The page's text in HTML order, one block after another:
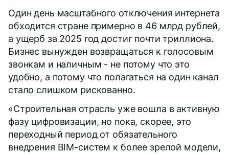
Один день масштабного отключения интернета
обходится стране примерно в 46 млрд рублей,
а ущерб за 2025 год достиг почти триллиона.
Бизнес вынужден возвращаться к голосовым
звонкам и наличным - не потому что это
удобно, а потому что полагаться на один канал
стало слишком рискованно.
«Строительная отрасль уже вошла в активную
фазу цифровизации, но пока, скорее, это
переходный период от обязательного
внедрения BIM-систем к более зрелой модели,